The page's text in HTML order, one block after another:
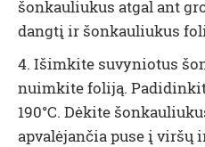
šonkauliukus atgal ant
dangtį ir šonkauliukus
4. Išimkite suvyniotus
nuimkite foliją.
190°C. Dėkite
apvalėjančia puse į viršų